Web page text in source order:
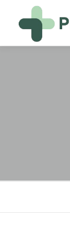
Inhalt
springen